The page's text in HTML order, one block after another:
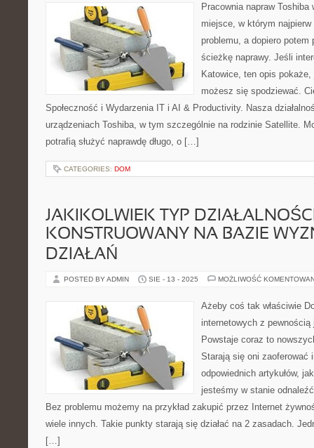
Pracownia napraw
miejsce, w którym
problemu, a dopiero potem
ścieżkę naprawy. Jeśli
Katowice, ten opis
możesz się spodziewać.
Społeczność i Wydarzenia IT i AI & Productivity. Nasza
urządzeniach Toshiba, w tym szczególnie na rodzinie Satellite.
potrafią służyć naprawdę długo, o […]
CATEGORIES: DOM
JAKIKOLWIEK TYP
KONSTRUOWANY NA BAZIE
DZIAŁAŃ
POSTED BY ADMIN SIE - 13 - 2025 MOŻLIWOŚĆ
Ażeby coś tak właściwie
internetowych z
Powstaje coraz to
Starają się oni zaoferować
odpowiednich artykułów,
jesteśmy w stanie
Bez problemu możemy na przykład zakupić przez Internet
wiele innych. Takie punkty starają się działać na 2 zasadach.
[…]